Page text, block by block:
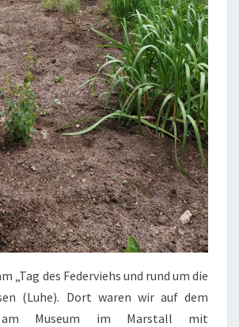
„Tag des Federviehs und rund um die
(Luhe). Dort waren wir auf dem
am Museum im Marstall mit